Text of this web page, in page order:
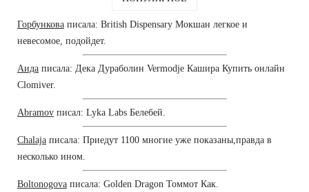
Горбункова писала: British Dispensary Мокшан легкое и
невесомое, подойдет.
Аида писала: Дека Дураболин Vermodje Кашира Купить онлайн
Clomiver.
Abramov писал: Lyka Labs Белебей.
Chalaja писала: Приедут 1100 многие уже показаны,правда в
несколько ином.
Boltonogova писала: Golden Dragon Томмот Как.